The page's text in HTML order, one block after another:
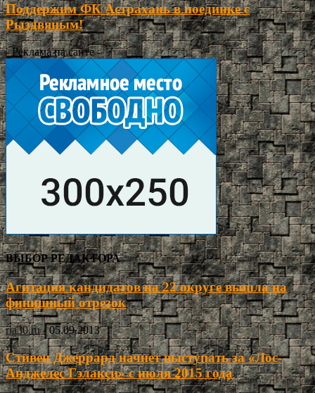
Поддержим ФК Астрахань в поединке с
Рыздвяным!
- Реклама на сайте -
ВЫБОР РЕДАКТОРА
Агитация кандидатов на 22 округе вышла на
финишный отрезок
ria30.ru - 05.09.2013
Стивен Джеррард начнет выступать за «Лос-
Анджелес Гэлакси» с июля 2015 года